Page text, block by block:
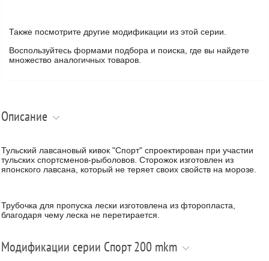
Также посмотрите другие модификации из этой серии.
Воспользуйтесь формами подбора и поиска, где вы найдете
множество аналогичных товаров.
Описание
Тульский лавсановый кивок "Спорт" спроектирован при участии
тульских спортсменов-рыболовов. Сторожок изготовлен из
японского лавсана, который не теряет своих свойств на морозе.
Трубочка для пропуска лески изготовлена из фторопласта,
благодаря чему леска не перетирается.
Модификации серии Спорт 200 mkm